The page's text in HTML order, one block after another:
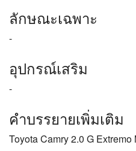
ลักษณะเฉพาะ
-
อุปกรณ์เสริม
-
คำบรรยายเพิ่มเติม
Toyota Camry 2.0 G